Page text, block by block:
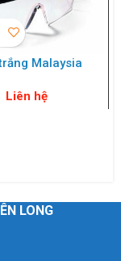
Malaysia
Liên hệ
LONG